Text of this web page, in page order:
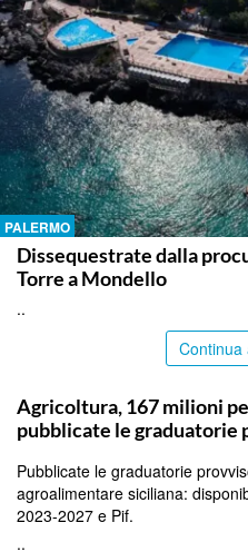
PALERMO
Dissequestrate dalla
Torre a Mondello
..
Continua
Agricoltura, 167 milioni
pubblicate le graduatorie
Pubblicate le graduatorie
agroalimentare siciliana:
2023-2027 e Pif.
..